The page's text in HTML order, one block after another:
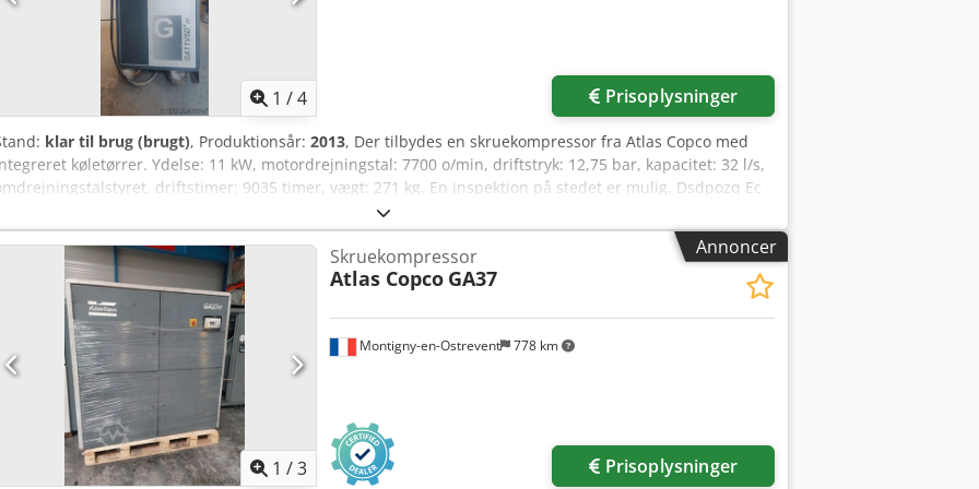
1 /4 Prisoplysninger
klar til brug (brugt), Produktionsår: 2013, Der tilbydes en skruekompressor fra Atlas Copco med
køletørrer. Ydelse: 11 kW, motordrejningstal: 7700 o/min, driftstryk: 12,75 bar, kapacitet: 32 l/s,
driftstimer: 9035 timer, vægt: 271 kg. En inspektion på stedet er mulig. Dsdpozq Ec
Annoncer
1 /3
Montigny-en-Ostrevent 778 km
Skruekompressor
Atlas Copco GA37
Prisoplysninger